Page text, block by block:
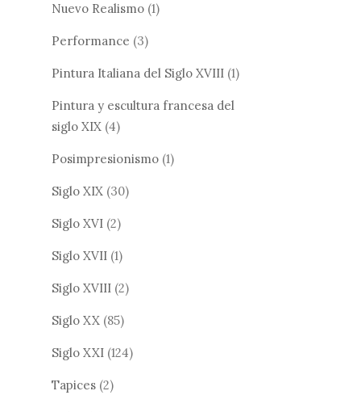
Nuevo Realismo (1)
Performance (3)
Pintura Italiana del Siglo XVIII (1)
Pintura y escultura francesa del
siglo XIX (4)
Posimpresionismo (1)
Siglo XIX (30)
Siglo XVI (2)
Siglo XVII (1)
Siglo XVIII (2)
Siglo XX (85)
Siglo XXI (124)
Tapices (2)